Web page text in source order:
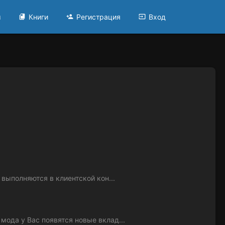
Книги Регистрация Вход
в клиентской кон...
у Вас появятся новые вклад...